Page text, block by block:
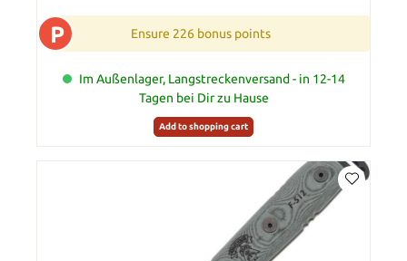
P Ensure 226 bonus points
Im Außenlager, Langstreckenversand - in 12-14
Tagen bei Dir zu Hause
Add to shopping cart